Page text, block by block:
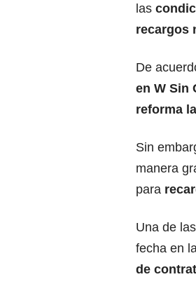
las
recargos
De
en W Sin
reforma
Sin
manera
para
Una de
fecha en
de